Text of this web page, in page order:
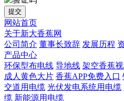
提交
网站首页
关于新大香蕉网
公司简介 董事长致辞 发展历程
产品中心
环保型布电线 导地线 架空香蕉
成人黄色大片 香蕉APP免费入口
交道用电缆 光伏发电系统用电缆
缆 新能源用电缆